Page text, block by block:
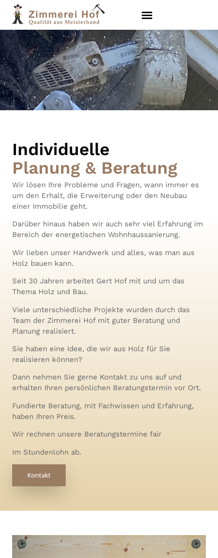
Individuelle
Planung & Beratung
Wir lösen Ihre Probleme und Fragen, wann immer es
um den Erhalt, die Erweiterung oder den Neubau
einer Immobilie geht.
Darüber hinaus haben wir auch sehr viel Erfahrung im
Bereich der energetischen Wohnhaussanierung.
Wir lieben unser Handwerk und alles, was man aus
Holz bauen kann.
Seit 30 Jahren arbeitet Gert Hof mit und um das
Thema Holz und Bau.
Viele unterschiedliche Projekte wurden durch das
Team der Zimmerei Hof mit guter Beratung und
Planung realisiert.
Sie haben eine Idee, die wir aus Holz für Sie
realisieren können?
Dann nehmen Sie gerne Kontakt zu uns auf und
erhalten Ihren persönlichen Beratungstermin vor Ort.
Fundierte Beratung, mit Fachwissen und Erfahrung,
haben Ihren Preis.
Wir rechnen unsere Beratungstermine fair
Im Stundenlohn ab.
Kontakt